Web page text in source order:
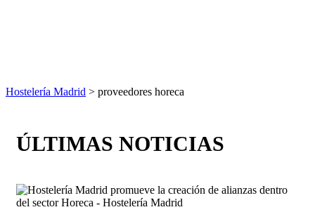
Hostelería Madrid > proveedores horeca
ÚLTIMAS NOTICIAS